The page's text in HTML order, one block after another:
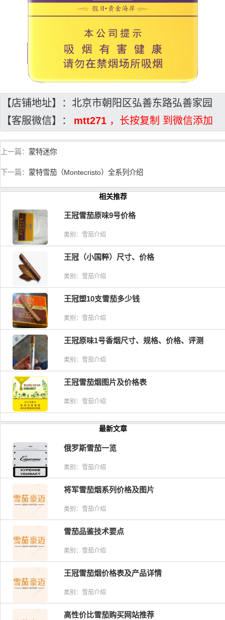
【店铺地址】：北京市朝阳区弘善东路弘善家园
【客服微信】：
mtt271 ，长按复制 到微信添加
上一篇： 蒙特迷你
下一篇： 蒙特雪茄（Montecristo）全系列介绍
相关推荐
王冠雪茄原味9号价格
类别：雪茄介绍
王冠（小国粹）尺寸、价格
类别：雪茄介绍
王冠塑10支雪茄多少钱
类别：雪茄介绍
王冠原味1号香烟尺寸、规格、价格、评测
类别：雪茄介绍
王冠雪茄烟图片及价格表
类别：雪茄介绍
最新文章
俄罗斯雪茄一览
类别：雪茄介绍
将军雪茄烟系列价格及图片
类别：雪茄介绍
雪茄品鉴技术要点
类别：雪茄介绍
王冠雪茄烟价格表及产品详情
类别：雪茄介绍
高性价比雪茄购买网站推荐